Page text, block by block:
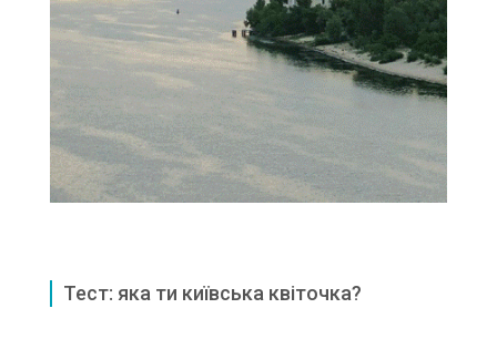
Тест: яка ти київська квіточка?